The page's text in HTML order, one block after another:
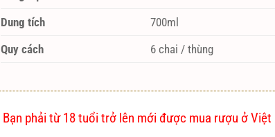
Dung tích
700ml
Quy cách
6 chai / thùng
Bạn phải từ 18 tuổi trở lên mới được mua rượu ở Việt